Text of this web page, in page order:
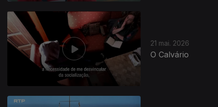
21 mai. 2026
O Calvário